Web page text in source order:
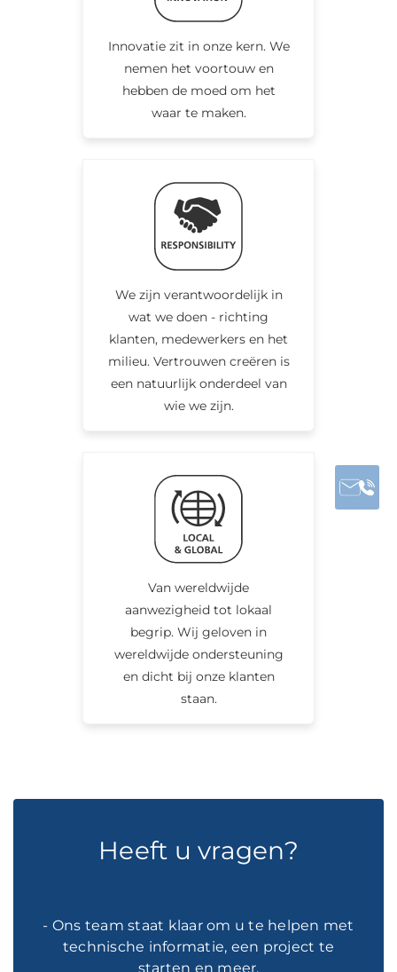
Innovatie zit in onze kern. We
nemen het voortouw en
hebben de moed om het
waar te maken.
We zijn verantwoordelijk in
wat we doen - richting
klanten, medewerkers en het
milieu. Vertrouwen creëren is
een natuurlijk onderdeel van
wie we zijn.
Van wereldwijde
aanwezigheid tot lokaal
begrip. Wij geloven in
wereldwijde ondersteuning
en dicht bij onze klanten
staan.
Heeft u vragen?
- Ons team staat klaar om u te helpen met
technische informatie, een project te
starten en meer.